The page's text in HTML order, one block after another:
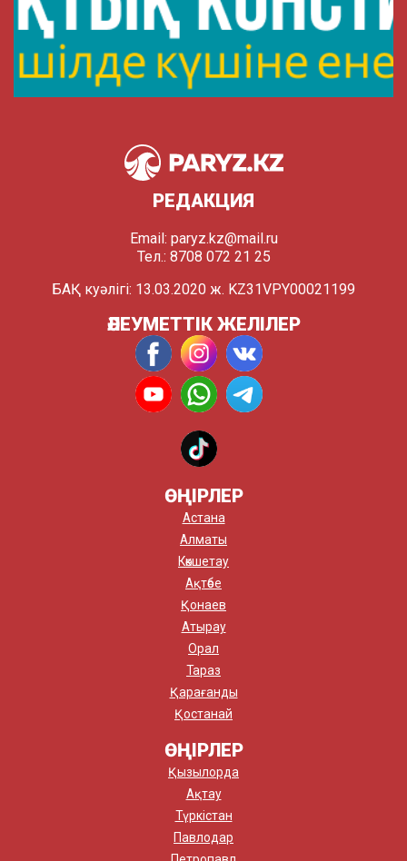
РЕДАКЦИЯ
Email: paryz.kz@mail.ru
Тел.: 8708 072 21 25
БАҚ куәлігі: 13.03.2020 ж. KZ31VPY00021199
ӘЛЕУМЕТТІК ЖЕЛІЛЕР
ӨҢІРЛЕР
Астана
Алматы
Көкшетау
Ақтөбе
Қонаев
Атырау
Орал
Тараз
Қарағанды
Қостанай
ӨҢІРЛЕР
Қызылорда
Ақтау
Түркістан
Павлодар